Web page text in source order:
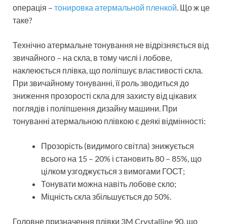
операція – тонировка атермальной пленкой. Що ж це
таке?
Технічно атермальне тонування не відрізняється від
звичайного – на скла, в тому числі і лобове,
наклеюється плівка, що поліпшує властивості скла.
При звичайному тонуванні, її роль зводиться до
зниження прозорості скла для захисту від цікавих
поглядів і поліпшення дизайну машини. При
тонуванні атермальною плівкою є деякі відмінності:
Прозорість (видимого світла) знижується
всього на 15 – 20% і становить 80 – 85%, що
цілком узгоджується з вимогами ГОСТ;
Тонувати можна навіть лобове скло;
Міцність скла збільшується до 50%.
Головне призначення плівки 3M Crystalline 90, що